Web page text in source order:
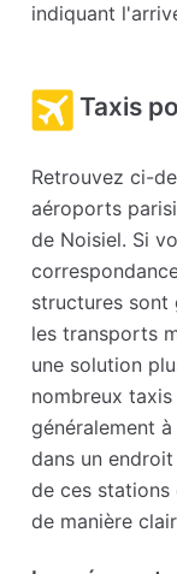
indiquant
Taxis
Retrouvez ci-
aéroports
de Noisiel. Si
structures sont
les transports
une solution
nombreux
généralement
dans un
de ces stations
de manière